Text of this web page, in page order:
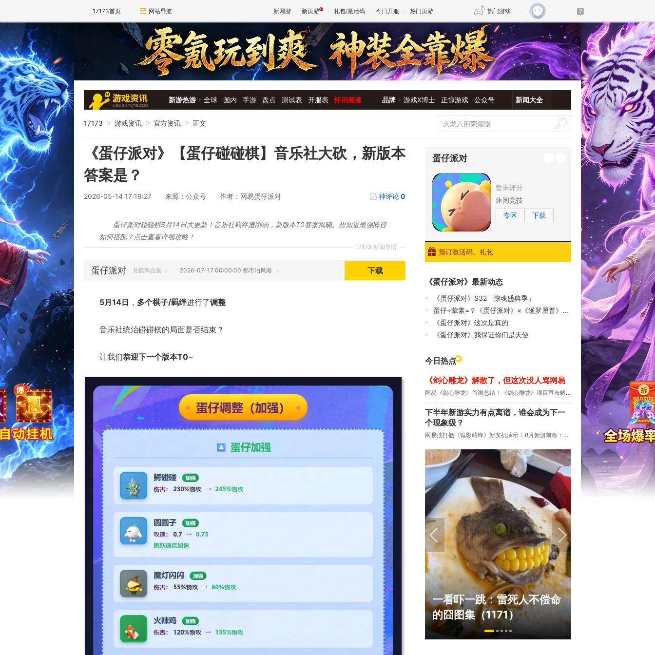
17173首页 网站导航 新网游 新页游 礼包/激活码 今日开服 热门页游 热门游戏
魔兽 DNF 传奇4
新游热游 全球 国内 手游 盘点 测试表 开服表 怀旧频道 品牌 游戏X博士 正惊游戏 公众号 新闻大全
17173 > 游戏资讯 > 官方资讯 > 正文
《蛋仔派对》【蛋仔碰碰棋】音乐社大砍，新版本
答案是？
2026-05-14 17:19:27 来源：公众号 作者：网易蛋仔派对 神评论0
17173 新闻导语
蛋仔派对碰碰棋5月14日大更新！音乐社羁绊遭削弱，新版本T0答案揭晓。想知道最强阵容
如何搭配？点击查看详细攻略！
蛋仔派对 兑换码合集 2026-07-17 00:00:00 都市泊风港 下载
5月14日 ， 多个棋子/羁绊进行了调整
音乐社统治碰碰棋的局面是否结束？
让我们恭迎下一个版本T0~
蛋仔派对
暂未评分
休闲竞技
专区
下载
预订激活码、礼包
《蛋仔派对》最新动态
《蛋仔派对》S32「惊魂盛典季」
蛋仔+荤素=？《蛋仔派对》×《暹罗厘普》联动详情公开！
《蛋仔派对》这次是真的
《蛋仔派对》我保证你们是天使
今日热点
《剑心雕龙》解散了，但这次没人骂网易
网易《剑心雕龙》首测总结 《剑心雕龙》项目宣布解散
下半年新游实力有点离谱，谁会成为下一
个现象级？
网易搜打撤《诡影藏锋》新实机演示 8月新游前瞻：《诡秘之主》领衔
17周年庆典 争霸赛大区火
爆开启
一看吓一跳：雷死人不偿命
的囧图集（1171）
绅士日报：国游泳装皮涩度
拉爆了！大雷熟女上演蒙眼
play